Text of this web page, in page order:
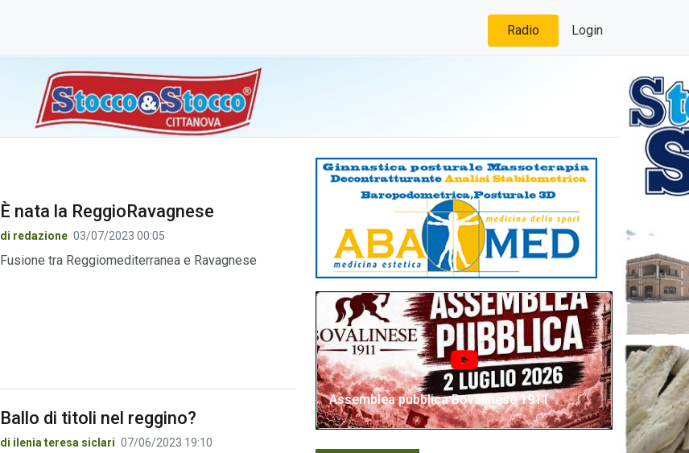
Radio Login
È nata la ReggioRavagnese
di redazione 03/07/2023 00:05
Fusione tra Reggiomediterranea e Ravagnese
Ballo di titoli nel reggino?
di ilenia teresa siclari 07/06/2023 19:10
Assemblea pubblica Bovalinese 1911